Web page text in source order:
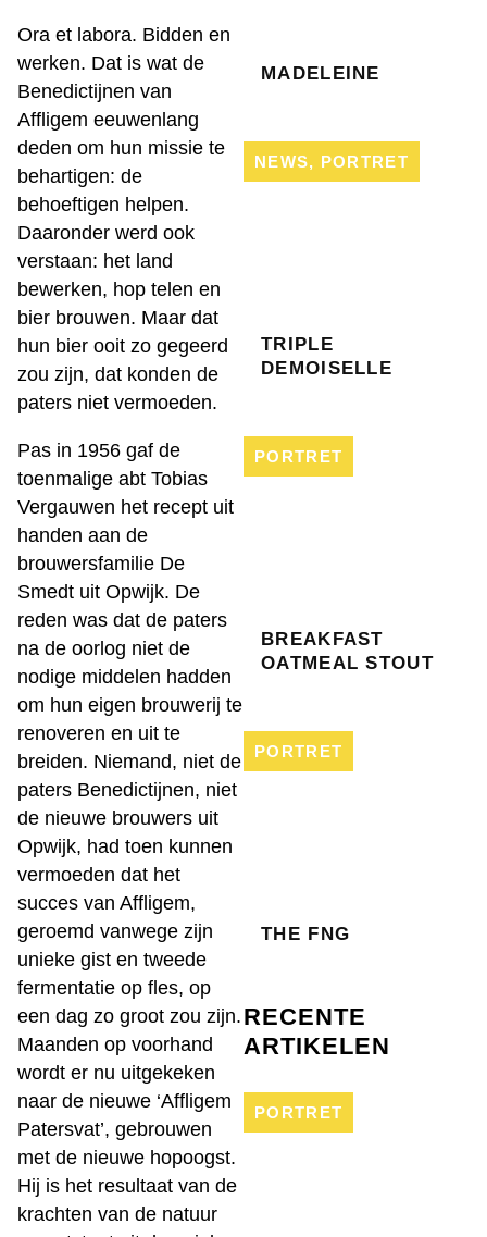
Ora et labora. Bidden en
werken. Dat is wat de
Benedictijnen van
Affligem eeuwenlang
deden om hun missie te
behartigen: de
behoeftigen helpen.
Daaronder werd ook
verstaan: het land
bewerken, hop telen en
bier brouwen. Maar dat
hun bier ooit zo gegeerd
zou zijn, dat konden de
paters niet vermoeden.
Pas in 1956 gaf de
toenmalige abt Tobias
Vergauwen het recept uit
handen aan de
brouwersfamilie De
Smedt uit Opwijk. De
reden was dat de paters
na de oorlog niet de
nodige middelen hadden
om hun eigen brouwerij te
renoveren en uit te
breiden. Niemand, niet de
paters Benedictijnen, niet
de nieuwe brouwers uit
Opwijk, had toen kunnen
vermoeden dat het
succes van Affligem,
geroemd vanwege zijn
unieke gist en tweede
fermentatie op fles, op
een dag zo groot zou zijn.
Maanden op voorhand
wordt er nu uitgekeken
naar de nieuwe ‘Affligem
Patersvat’, gebrouwen
met de nieuwe hopoogst.
Hij is het resultaat van de
krachten van de natuur
MADELEINE
NEWS, PORTRET
TRIPLE
DEMOISELLE
PORTRET
BREAKFAST
OATMEAL STOUT
PORTRET
THE FNG
RECENTE
ARTIKELEN
PORTRET